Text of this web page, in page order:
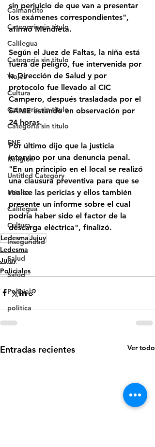
Caimancito
Categoría sin título
Calilegua
Categoría sin título
Viajes
Cultura
Categoría sin título
Categoría sin título
FNE
Religión
Untitled Category
Música
Calilegua
Cultura
Inseguridad
Salud
Salud
Policial
politica
sin perjuicio de que van a presentar
los exámenes correspondientes",
afirmó Mendieta.
Según el Juez de Faltas, la niña está
fuera de peligro, fue intervenida por
la Dirección de Salud y por
protocolo fue llevado al CIC
Campero, después trasladada por el
SAME estando en observación por
24 horas.
Por último dijo que la justicia
intervino por una denuncia penal.
"En un principio en el local se realizó
una clausura preventiva para que se
realice las pericias y ellos también
presente un informe sobre el cual
podría haber sido el factor de la
descarga eléctrica", finalizó.
LedesmaJujuy
Ledesma
Jujuy
Policiales
Entradas recientes Ver todo